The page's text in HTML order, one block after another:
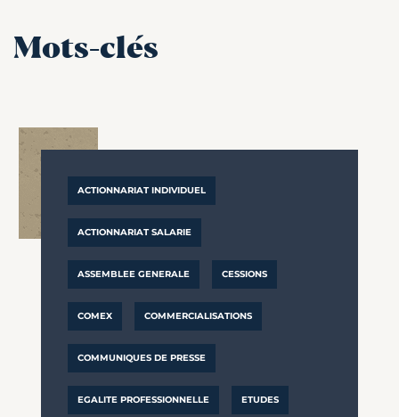
Mots-clés
ACTIONNARIAT INDIVIDUEL
ACTIONNARIAT SALARIE
ASSEMBLEE GENERALE CESSIONS
COMEX COMMERCIALISATIONS
COMMUNIQUES DE PRESSE
EGALITE PROFESSIONNELLE ETUDES